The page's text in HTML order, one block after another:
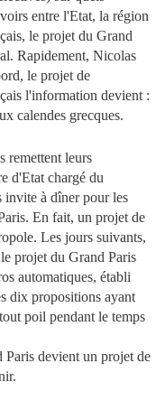
entre l'Etat, la région
le projet du Grand
Rapidement, Nicolas
le projet de
l'information devient :
calendes grecques.
remettent leurs
d'Etat chargé du
invite à dîner pour les
En fait, un projet de
Les jours suivants,
projet du Grand Paris
automatiques, établi
dix propositions ayant
poil pendant le temps
devient un projet de